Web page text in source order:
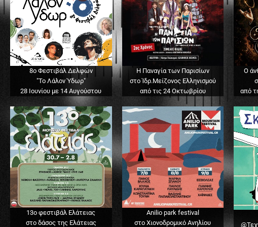
8ο Φεστιβάλ Δελφών
"Το Λάλον Ύδωρ"
28 Ιουνίου με 14 Αυγούστου
Η Παναγία των Παρισίων
στο Ίδρ.Μείζονος Ελληνισμού
από τις 24 Οκτωβρίου
Ο
από
13o φεστιβάλ Ελάτειας
στο δάσος της Ελάτειας
Anilio park festival
στο Χιονοδρομικό Ανηλίου